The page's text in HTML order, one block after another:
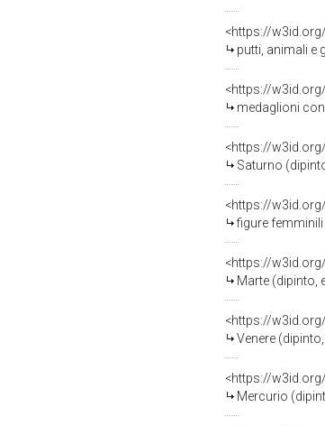
<https://
putti, animali e
<https://
medaglioni
<https://
Saturno
<https://
figure
<https://
Marte (dipinto,
<https://
Venere
<https://
Mercurio